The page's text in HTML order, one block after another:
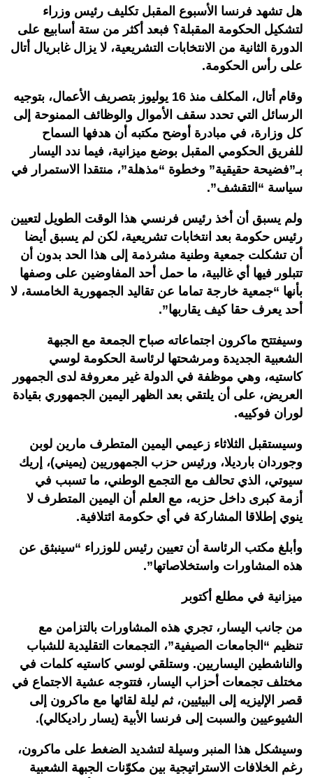
هل تشهد فرنسا الأسبوع المقبل تكليف رئيس وزراء
لتشكيل الحكومة المقبلة؟ فبعد أكثر من ستة أسابيع على
الدورة الثانية من الانتخابات التشريعية، لا يزال غابريال أتال
على رأس الحكومة.
وقام أتال، المكلف منذ 16 يوليوز بتصريف الأعمال، بتوجيه
الرسائل التي تحدد سقف الأموال والوظائف الممنوحة إلى
كل وزارة، في مبادرة أوضح مكتبه أن هدفها السماح
للفريق الحكومي المقبل بوضع ميزانية، فيما ندد اليسار
بـ”فضيحة حقيقية” وخطوة “مذهلة”، منتقدا الاستمرار في
سياسة “التقشف”.
ولم يسبق أن أخذ رئيس فرنسي هذا الوقت الطويل لتعيين
رئيس حكومة بعد انتخابات تشريعية، لكن لم يسبق أيضا
أن تشكلت جمعية وطنية مشرذمة إلى هذا الحد بدون أن
تتبلور فيها أي غالبية، ما حمل أحد المفاوضين على وصفها
بأنها “جمعية خارجة تماما عن تقاليد الجمهورية الخامسة، لا
أحد يعرف حقا كيف يقاربها”.
وسيفتتح ماكرون اجتماعاته صباح الجمعة مع الجبهة
الشعبية الجديدة ومرشحتها لرئاسة الحكومة لوسي
كاستيه، وهي موظفة في الدولة غير معروفة لدى الجمهور
العريض، على أن يلتقي بعد الظهر اليمين الجمهوري بقيادة
لوران فوكييه.
وسيستقبل الثلاثاء زعيمي اليمين المتطرف مارين لوبن
وجوردان بارديلا، ورئيس حزب الجمهوريين (يميني)، إريك
سيوتي، الذي تحالف مع التجمع الوطني، ما تسبب في
أزمة كبرى داخل حزبه، مع العلم أن اليمين المتطرف لا
ينوي إطلاقا المشاركة في أي حكومة ائتلافية.
وأبلغ مكتب الرئاسة أن تعيين رئيس للوزراء “سينبثق عن
هذه المشاورات واستخلاصاتها”.
ميزانية في مطلع أكتوبر
من جانب اليسار، تجري هذه المشاورات بالتزامن مع
تنظيم “الجامعات الصيفية”، التجمعات التقليدية للشباب
والناشطين اليساريين. وستلقي لوسي كاستيه كلمات في
مختلف تجمعات أحزاب اليسار، فتتوجه عشية الاجتماع في
قصر الإليزيه إلى البيئيين، ثم ليلة لقائها مع ماكرون إلى
الشيوعيين والسبت إلى فرنسا الأبية (يسار راديكالي).
وسيشكل هذا المنبر وسيلة لتشديد الضغط على ماكرون،
رغم الخلافات الاستراتيجية بين مكوّنات الجبهة الشعبية